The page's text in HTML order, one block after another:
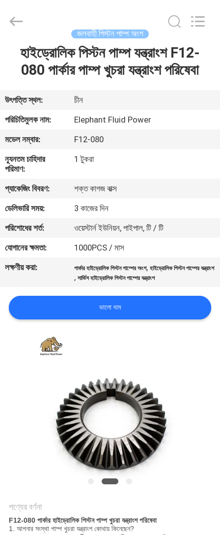
আমাদের
সম্পর্কে
কারখানা
ভ্রমণ
মান
নিয়ন্ত্রণ
যোগাযোগ
খবর
PRIVACY
Power
Co.,Ltd.
জলবাহী পিস্টন পাম্প অংশ
হাইড্রোলিক পিস্টন পাম্প যন্ত্রাংশ F12-
080 পার্কার পাম্প খুচরা যন্ত্রাংশ পরিষেবা
উৎপত্তি স্থল:
চীন
পরিচিতিমুলক নাম:
Elephant Fluid Power
মডেল নম্বার:
F12-080
ন্যূনতম চাহিদার
পরিমাণ:
1 টুকরা
প্যাকেজিং বিবরণ:
শক্ত কাগজ বাক্স
ডেলিভারি সময়:
3 কাজের দিন
পরিশোধের শর্ত:
ওয়েস্টার্ন ইউনিয়ন, পাইপাল, টি / টি
যোগানের ক্ষমতা:
1000PCS / মাস
লক্ষণীয় করা:
পার্কার হাইড্রোলিক পিস্টন পাম্পের অংশ,হাইড্রোলিক পিস্টন পাম্পের যন্ত্রাংশ
,সার্ভিস হাইড্রোলিক পিস্টন পাম্পের যন্ত্রাংশ
ভালো দাম
পণ্যের বর্ণনা
F12-080 পার্কার হাইড্রোলিক পিস্টন পাম্প খুচরা যন্ত্রাংশ পরিষেবা
1. আপনার সংস্থা পাম্প খুচরা যন্ত্রাংশ কোথায় কিনেছেন?